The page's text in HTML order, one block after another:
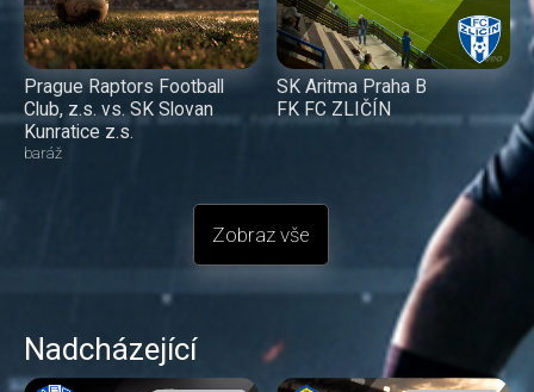
Prague Raptors Football
Club, z.s. vs. SK Slovan
Kunratice z.s.
baráž
SK Aritma Praha B
FK FC ZLIČÍN
Zobraz vše
Nadcházející